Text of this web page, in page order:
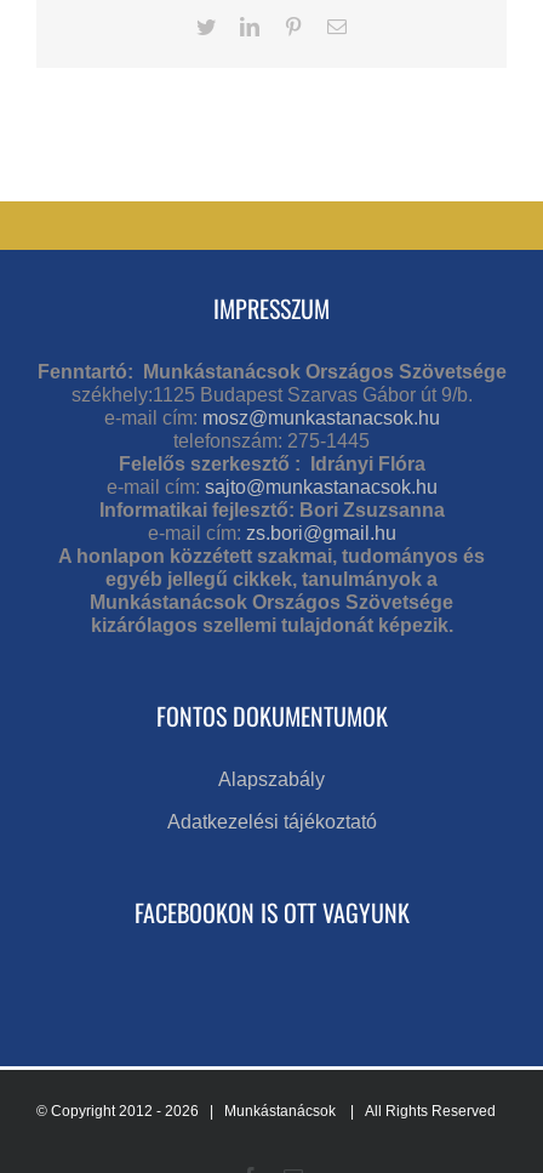
TwitterLinkedInPinterestEmail
IMPRESSZUM
Fenntartó: Munkástanácsok Országos Szövetsége
székhely:1125 Budapest Szarvas Gábor út 9/b.
e-mail cím: mosz@munkastanacsok.hu
telefonszám: 275-1445
Felelős szerkesztő : Idrányi Flóra
e-mail cím: sajto@munkastanacsok.hu
Informatikai fejlesztő: Bori Zsuzsanna
e-mail cím: zs.bori@gmail.hu
A honlapon közzétett szakmai, tudományos és
egyéb jellegű cikkek, tanulmányok a
Munkástanácsok Országos Szövetsége
kizárólagos szellemi tulajdonát képezik.
FONTOS DOKUMENTUMOK
Alapszabály
Adatkezelési tájékoztató
FACEBOOKON IS OTT VAGYUNK
© Copyright 2012 - 2026 | Munkástanácsok | All Rights Reserved